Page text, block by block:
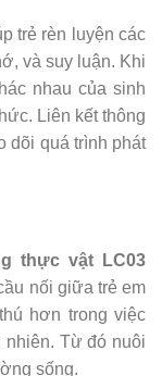
trẻ rèn luyện các
và suy luận. Khi
nhau của sinh
Liên kết thông
dõi quá trình phát
thực vật LC03
nối giữa trẻ em
hơn trong việc
nhiên. Từ đó nuôi
sống.